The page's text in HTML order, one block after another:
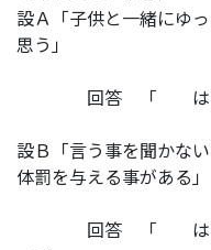
設Ａ「子供と一緒にゆ
思う」
回答 「
設Ｂ「言う事を聞かな
体罰を与える事がある」
回答 「